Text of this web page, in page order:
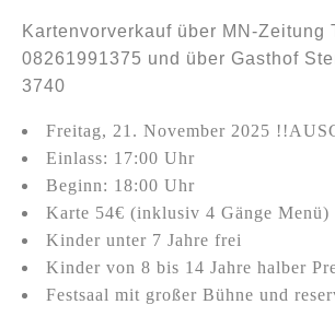
Kartenvorverkauf über MN-Zeitung
08261991375 und über Gasthof
3740
Freitag, 21. November 2025
Einlass: 17:00 Uhr
Beginn: 18:00 Uhr
Karte 54€ (inklusiv 4 Gänge Menü)
Kinder unter 7 Jahre frei
Kinder von 8 bis 14 Jahre halber
Festsaal mit großer Bühne und